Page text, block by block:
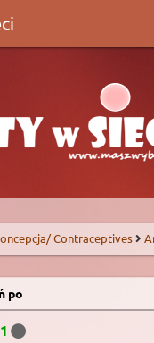
Contraceptives
po